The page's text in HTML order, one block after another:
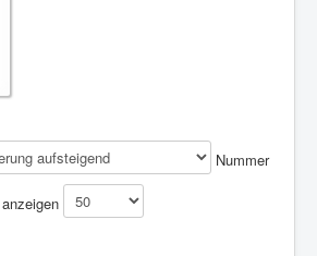
Nummer
anzeigen